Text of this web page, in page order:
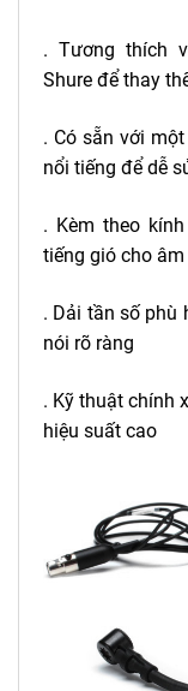
. Tương thích
Shure để thay
. Có sẵn với
nổi tiếng để dễ
. Kèm theo
tiếng gió cho
. Dải tần số phù
nói rõ ràng
. Kỹ thuật chính
hiệu suất cao